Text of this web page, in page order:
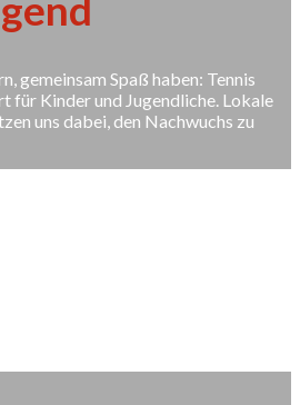
gemeinsam Spaß haben: Tennis
für Kinder und Jugendliche. Lokale
uns dabei, den Nachwuchs zu